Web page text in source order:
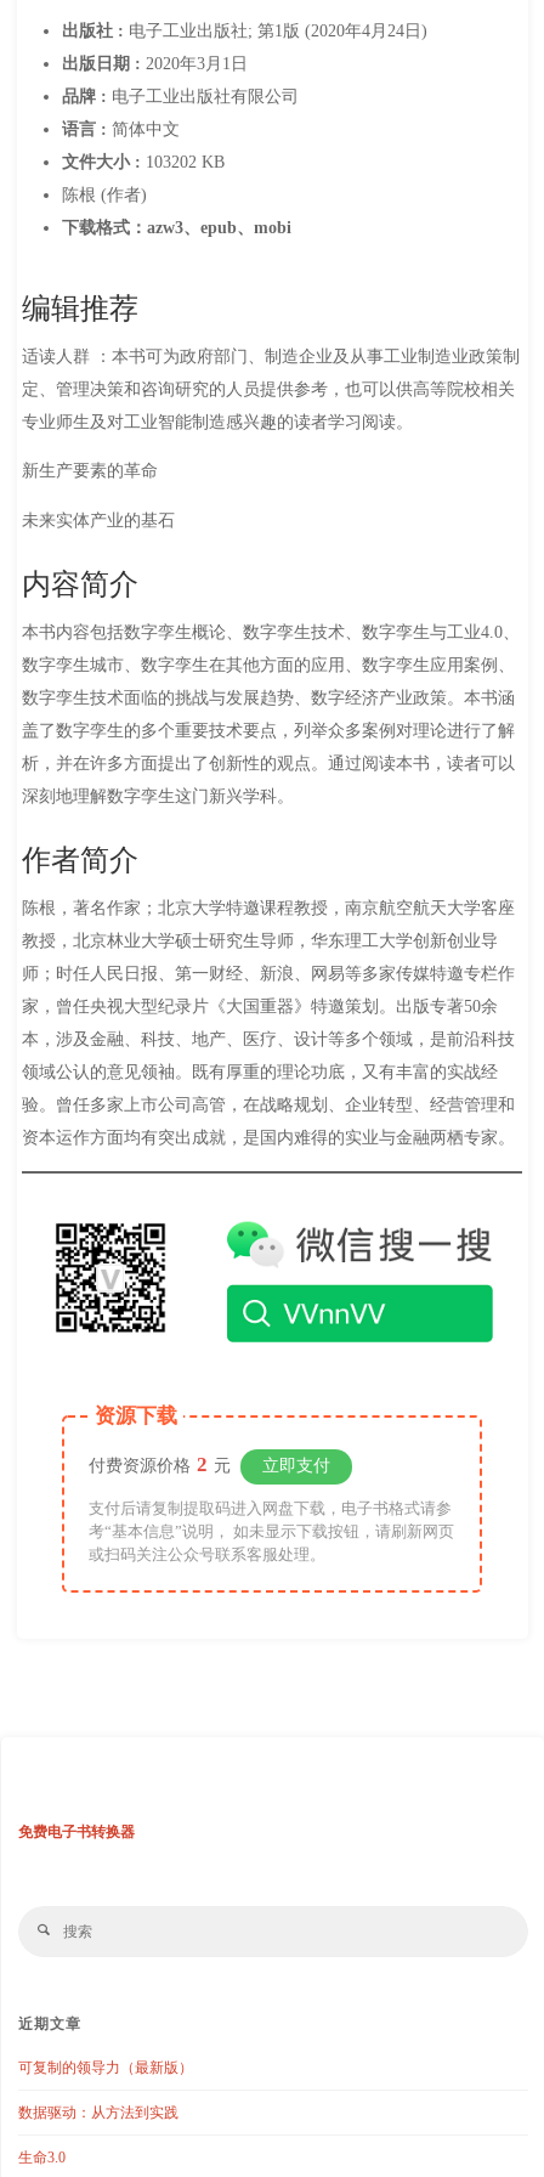
出版社 : 电子工业出版社; 第1版 (2020年4月24日)
出版日期 : 2020年3月1日
品牌 : 电子工业出版社有限公司
语言 : 简体中文
文件大小 : 103202 KB
陈根 (作者)
下载格式：azw3、epub、mobi
编辑推荐
适读人群 ：本书可为政府部门、制造企业及从事工业制造业政策制
定、管理决策和咨询研究的人员提供参考，也可以供高等院校相关
专业师生及对工业智能制造感兴趣的读者学习阅读。
新生产要素的革命
未来实体产业的基石
内容简介
本书内容包括数字孪生概论、数字孪生技术、数字孪生与工业4.0、
数字孪生城市、数字孪生在其他方面的应用、数字孪生应用案例、
数字孪生技术面临的挑战与发展趋势、数字经济产业政策。本书涵
盖了数字孪生的多个重要技术要点，列举众多案例对理论进行了解
析，并在许多方面提出了创新性的观点。通过阅读本书，读者可以
深刻地理解数字孪生这门新兴学科。
作者简介
陈根，著名作家；北京大学特邀课程教授，南京航空航天大学客座
教授，北京林业大学硕士研究生导师，华东理工大学创新创业导
师；时任人民日报、第一财经、新浪、网易等多家传媒特邀专栏作
家，曾任央视大型纪录片《大国重器》特邀策划。出版专著50余
本，涉及金融、科技、地产、医疗、设计等多个领域，是前沿科技
领域公认的意见领袖。既有厚重的理论功底，又有丰富的实战经
验。曾任多家上市公司高管，在战略规划、企业转型、经营管理和
资本运作方面均有突出成就，是国内难得的实业与金融两栖专家。
资源下载
付费资源价格 2 元 立即支付
支付后请复制提取码进入网盘下载，电子书格式请参
考“基本信息”说明， 如未显示下载按钮，请刷新网页
或扫码关注公众号联系客服处理。
免费电子书转换器
搜
近期文章
可复制的领导力（最新版）
数据驱动：从方法到实践
生命3.0